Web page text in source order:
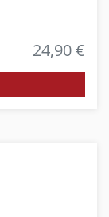
24,90 €